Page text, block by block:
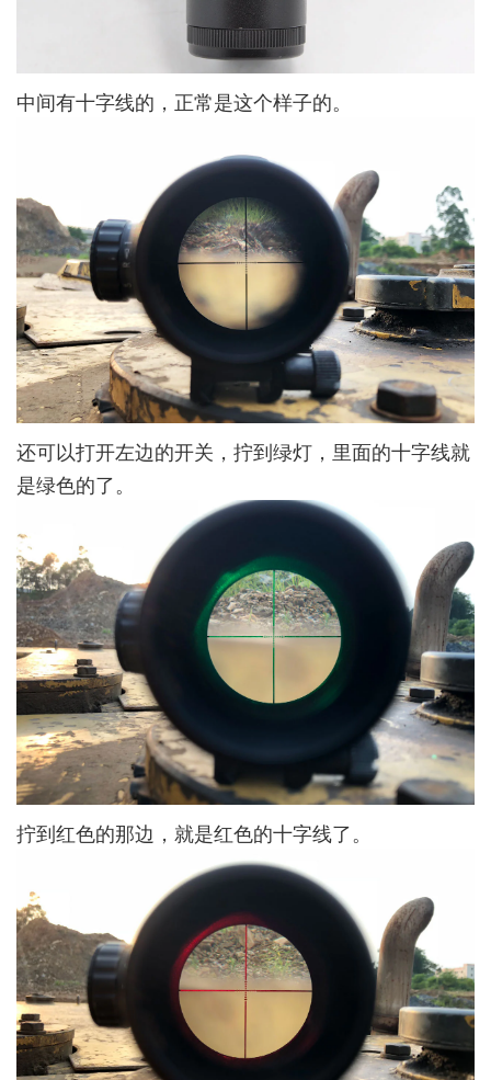
中间有十字线的，正常是这个样子的。
还可以打开左边的开关，拧到绿灯，里面的十字线就
是绿色的了。
拧到红色的那边，就是红色的十字线了。